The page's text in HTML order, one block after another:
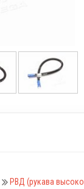
РВД (рукава